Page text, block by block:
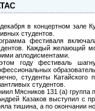
в концертном зале
студентов.
фестиваля
Каждый желающий
аплодисментами.
году фестиваль
студенты
студентов.
Мясников 131 (а) группа
Казаков выступил с
тишина, а по окончании